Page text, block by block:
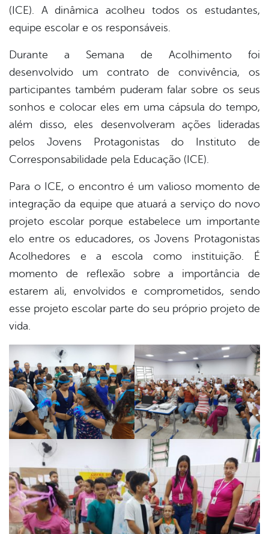
(ICE). A dinâmica acolheu todos os estudantes,
equipe escolar e os responsáveis.
Durante a Semana de Acolhimento foi
desenvolvido um contrato de convivência, os
participantes também puderam falar sobre os seus
sonhos e colocar eles em uma cápsula do tempo,
além disso, eles desenvolveram ações lideradas
pelos Jovens Protagonistas do Instituto de
Corresponsabilidade pela Educação (ICE).
Para o ICE, o encontro é um valioso momento de
integração da equipe que atuará a serviço do novo
projeto escolar porque estabelece um importante
elo entre os educadores, os Jovens Protagonistas
Acolhedores e a escola como instituição. É
momento de reflexão sobre a importância de
estarem ali, envolvidos e comprometidos, sendo
esse projeto escolar parte do seu próprio projeto de
vida.